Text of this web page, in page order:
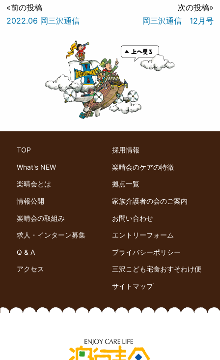
«前の投稿
2022.06 岡三沢通信
次の投稿»
岡三沢通信 12月号
TOP
What's NEW
楽晴会とは
情報公開
楽晴会の取組み
求人・インターン募集
Q & A
アクセス
採用情報
楽晴会のケアの特徴
拠点一覧
家族介護者の会のご案内
お問い合わせ
エントリーフォーム
プライバシーポリシー
三沢こども宅食おすそわけ便
サイトマップ